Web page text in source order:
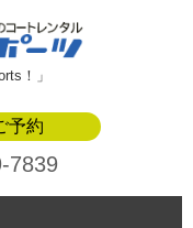
！」
予約
7839